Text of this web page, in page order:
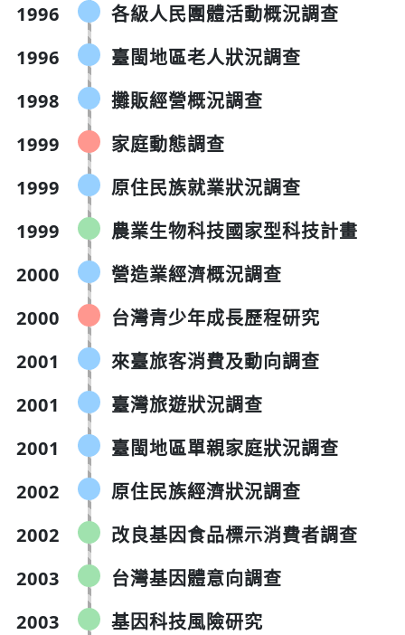
1996
各級人民團體活動概況調查
1996
臺閩地區老人狀況調查
1998
攤販經營概況調查
1999
家庭動態調查
1999
原住民族就業狀況調查
1999
農業生物科技國家型科技計畫
2000
營造業經濟概況調查
2000
台灣青少年成長歷程研究
2001
來臺旅客消費及動向調查
2001
臺灣旅遊狀況調查
2001
臺閩地區單親家庭狀況調查
2002
原住民族經濟狀況調查
2002
改良基因食品標示消費者調查
2003
台灣基因體意向調查
2003
基因科技風險研究